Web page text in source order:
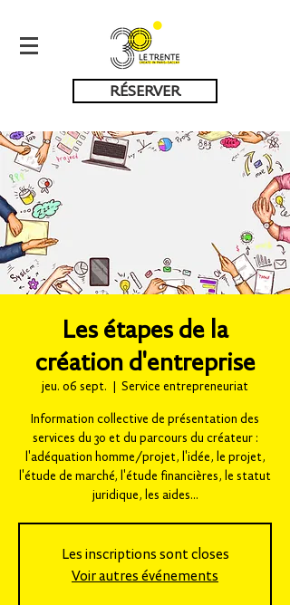
RÉSERVER
Les étapes de la
création d'entreprise
jeu. 06 sept.
  |
Service entrepreneuriat
Information collective de présentation des
services du 30 et du parcours du créateur :
l'adéquation homme/projet, l'idée, le projet,
l'étude de marché, l'étude financières, le statut
juridique, les aides...
Les inscriptions sont closes
Voir autres événements